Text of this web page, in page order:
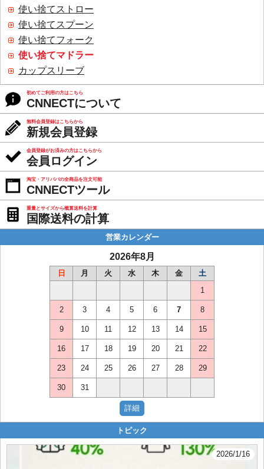
使い捨てストロー
使い捨てスプーン
使い捨てフォーク
使い捨てマドラー
カップスリーブ
初めてご利用の方はこちら
CNNECTについて
無料会員登録はこちらから
新規会員登録
会員登録がお済みの方はこちらから
会員ログイン
淘宝・アリババの全商品を注文可能
CNNECTツール
重量とサイズから概算送料を計算
国際送料の計算
営業カレンダー
2026年8月
日 月 火 水 木 金
土
1
2 3 4 5 6 7 8
9 10 11 12 13 14 15
16 17 18 19 20 21 22
23 24 25 26 27 28 29
30 31
トピック
2026/1/16